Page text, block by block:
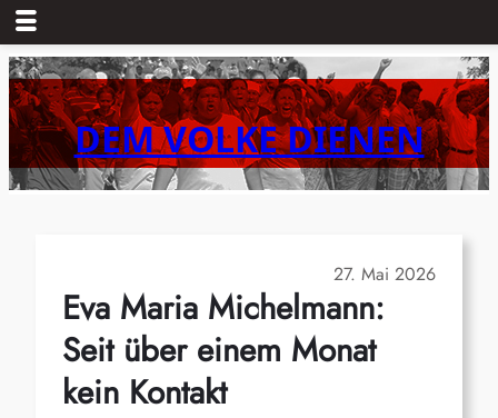
Zum
Inhalt
springenDEM VOLKE DIENEN
27. Mai 2026
Eva Maria Michelmann:
Seit über einem Monat
kein Kontakt